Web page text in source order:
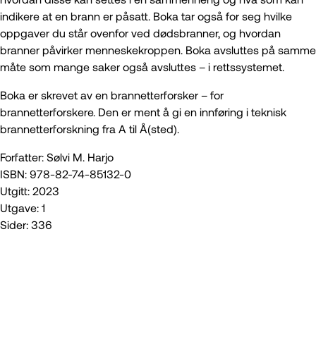
indikere at en brann er påsatt. Boka tar også for seg hvilke
oppgaver du står ovenfor ved dødsbranner, og hvordan
branner påvirker menneskekroppen. Boka avsluttes på samme
måte som mange saker også avsluttes – i rettssystemet.
Boka er skrevet av en brannetterforsker – for
brannetterforskere. Den er ment å gi en innføring i teknisk
brannetterforskning fra A til Å(sted).
Forfatter: Sølvi M. Harjo
ISBN: 978-82-74-85132-0
Utgitt: 2023
Utgave: 1
Sider: 336